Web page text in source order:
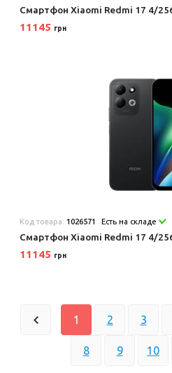
Смартфон Xiaomi Redmi 17 4/
11145 грн
Код товара: 1026571 Есть на складе
Смартфон Xiaomi Redmi 17 4/
11145 грн
1 2 3
8 9 10